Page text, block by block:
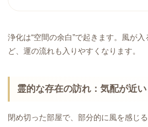
浄化は“空間の余白”で起きます。風が入
ど、運の流れも入りやすくなります。
霊的な存在の訪れ：気配が近
閉め切った部屋で、部分的に風を感じ